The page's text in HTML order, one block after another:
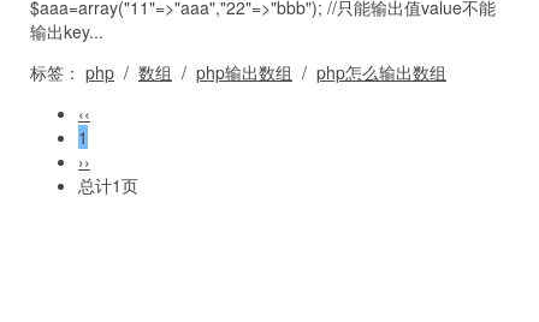
$aaa=array("11"=>"aaa","22"=>"bbb"); //只能输出值value不能
输出key...
标签： php / 数组 / php输出数组 / php怎么输出数组
‹‹
1
››
总计1页